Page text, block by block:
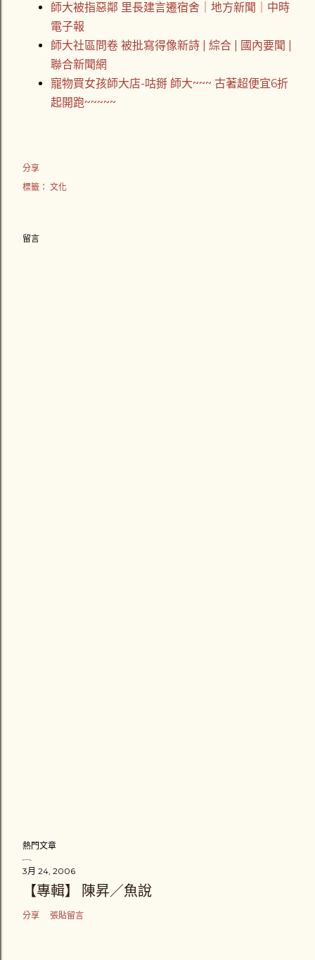
師大被指惡鄰 里長建言遷宿舍｜地方新聞｜中時
電子報
師大社區問卷 被批寫得像新詩 | 綜合 | 國內要聞 |
聯合新聞網
寵物買女孩師大店-咕掰 師大~~~ 古著超便宜6折
起開跑~~~~~
分享
標籤： 文化
留言
熱門文章
3月 24, 2006
【專輯】 陳昇／魚說
分享 張貼留言